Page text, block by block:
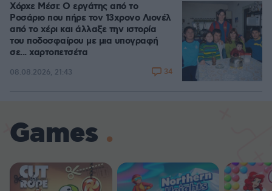
Χόρχε Μέσι: Ο εργάτης από το
Ροσάριο που πήρε τον 13χρονο Λιονέλ
από το χέρι και άλλαξε την ιστορία
του ποδοσφαίρου με μια υπογραφή
σε... χαρτοπετσέτα
08.08.2026, 21:43 34
Games